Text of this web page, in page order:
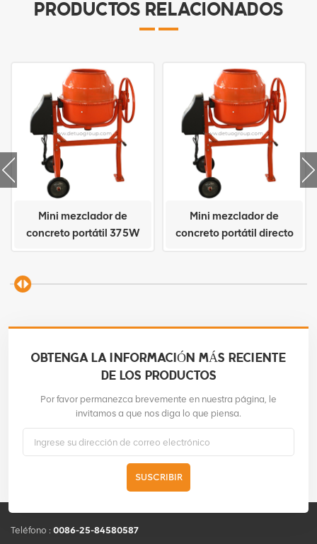
PRODUCTOS RELACIONADOS
Mini mezclador de
concreto portátil 375W
Mini mezclador de
concreto portátil directo
OBTENGA LA INFORMACIÓN MÁS RECIENTE
DE LOS PRODUCTOS
Por favor permanezca brevemente en nuestra página, le
invitamos a que nos diga lo que piensa.
SUSCRIBIR
Teléfono : 0086-25-84580587